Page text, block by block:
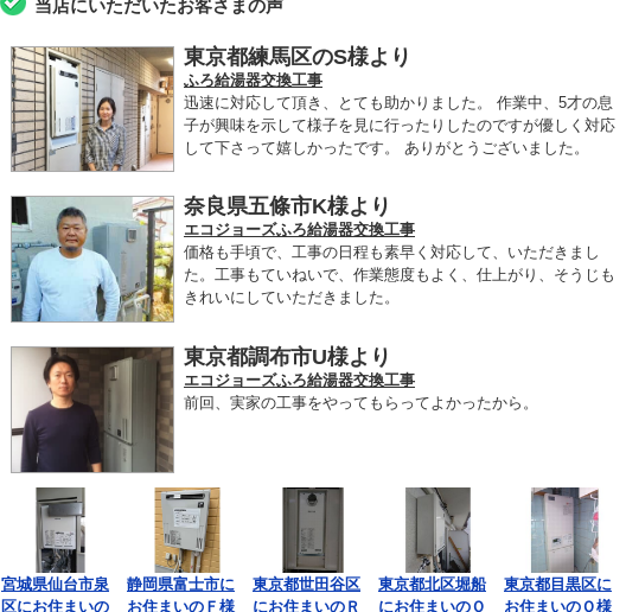
当店にいただいたお客さまの声
東京都練馬区のS様より
ふろ給湯器交換工事
迅速に対応して頂き、とても助かりました。 作業中、5才の息
子が興味を示して様子を見に行ったりしたのですが優しく対応
して下さって嬉しかったです。 ありがとうございました。
奈良県五條市K様より
エコジョーズふろ給湯器交換工事
価格も手頃で、工事の日程も素早く対応して、いただきまし
た。工事もていねいで、作業態度もよく、仕上がり、そうじも
きれいにしていただきました。
東京都調布市U様より
エコジョーズふろ給湯器交換工事
前回、実家の工事をやってもらってよかったから。
宮城県仙台市泉
区にお住まいの
静岡県富士市に
お住まいのＦ様
東京都世田谷区
にお住まいのＲ
東京都北区堀船
にお住まいのＯ
東京都目黒区に
お住まいのＯ様